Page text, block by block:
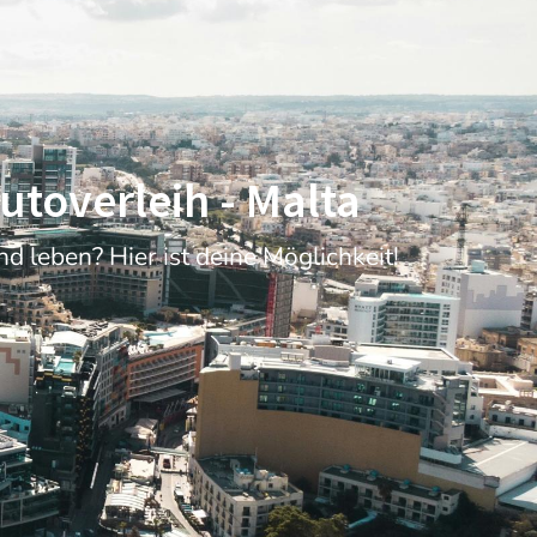
- Malta
leben? Hier ist deine Möglichkeit!